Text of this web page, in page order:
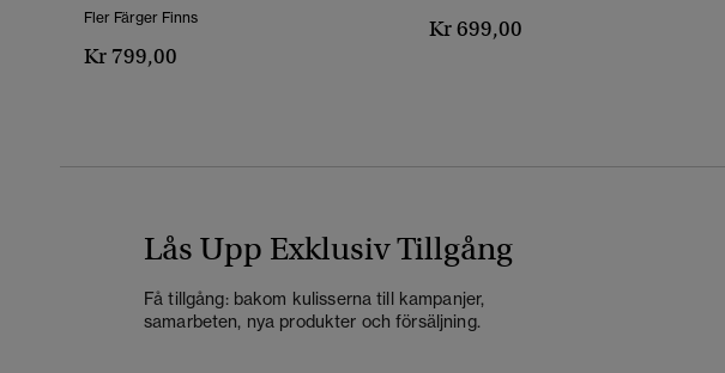
Fler Färger Finns
Kr 799,00
Kr 699,00
Lås Upp Exklusiv Tillgång
Få tillgång: bakom kulisserna till kampanjer,
samarbeten, nya produkter och försäljning.